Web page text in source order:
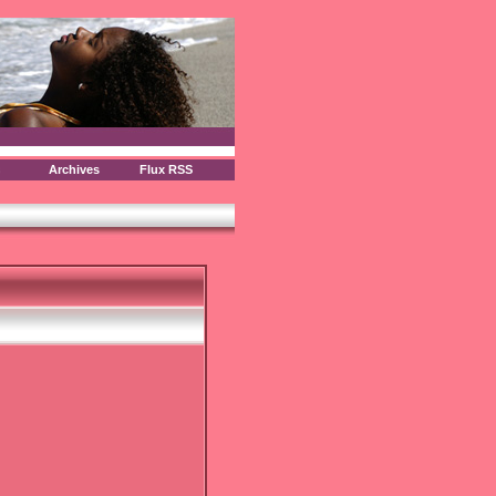
Archives Flux RSS